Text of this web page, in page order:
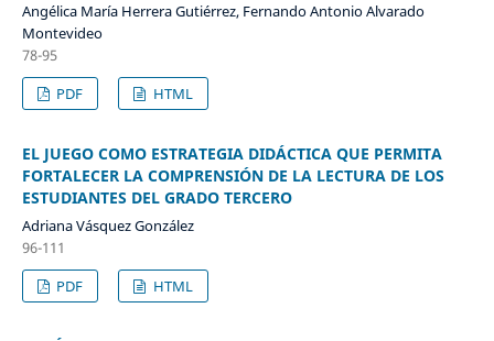
Angélica María Herrera Gutiérrez, Fernando Antonio Alvarado
Montevideo
78-95
PDF
HTML
EL JUEGO COMO ESTRATEGIA DIDÁCTICA QUE PERMITA
FORTALECER LA COMPRENSIÓN DE LA LECTURA DE LOS
ESTUDIANTES DEL GRADO TERCERO
Adriana Vásquez González
96-111
PDF
HTML